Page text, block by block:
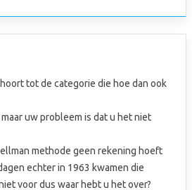
tot de categorie die hoe dan ook
uw probleem is dat u het niet
methode geen rekening hoeft
echter in 1963 kwamen die
voor dus waar hebt u het over?